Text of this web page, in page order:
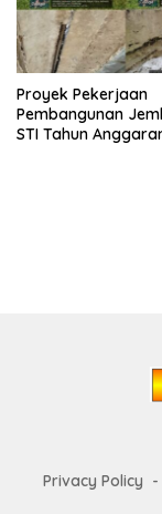
Proyek Pekerjaan
Pembangunan
STI Tahun
Privacy Policy